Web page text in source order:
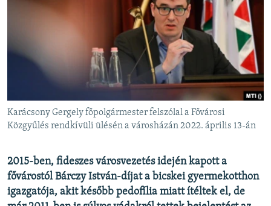
A PÉNZ NYOMÁBAN
VILÁG
KLÍMAVÁLTOZÁS
KÖVESSEN MINKET!
Valamennyi RFE/RL weboldal
Karácsony Gergely főpolgármester felszólal a Fővárosi
Közgyűlés rendkívüli ülésén a városházán 2022. április 13-án
2015-ben, fideszes városvezetés idején kapott a
fővárostól Bárczy István-díjat a bicskei gyermekotthon
igazgatója, akit később pedofília miatt ítéltek el, de